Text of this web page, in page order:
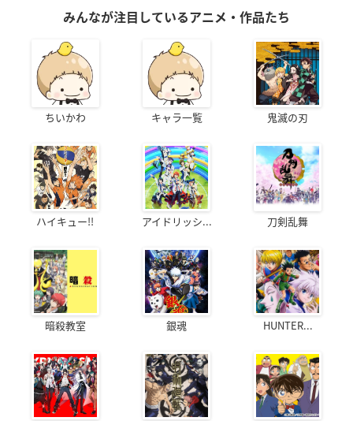
みんなが注目しているアニメ・作品たち
ちいかわ キャラ一覧 鬼滅の刃
ハイキュー!! アイドリッシ... 刀剣乱舞
暗殺教室 銀魂 HUNTER...